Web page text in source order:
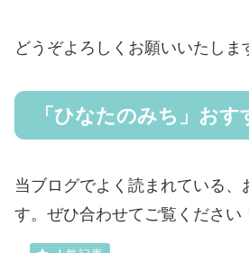
どうぞよろしくお願いいたしま
「ひなたのみち」お
当ブログでよく読まれている、
す。ぜひ合わせてご覧ください